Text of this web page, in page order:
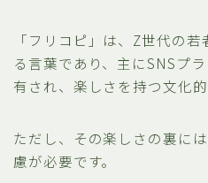
「フリコピ」は、Z世代の
る言葉であり、主にSNSプ
有され、楽しさを持つ文化
ただし、その楽しさの裏に
慮が必要です。